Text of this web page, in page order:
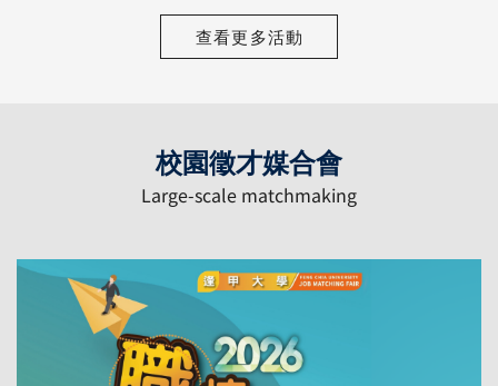
查看更多活動
校園徵才媒合會
Large-scale matchmaking